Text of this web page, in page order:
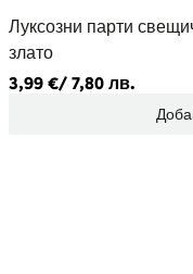
Луксозни парти
злато
3,99 €/ 7,80 лв.